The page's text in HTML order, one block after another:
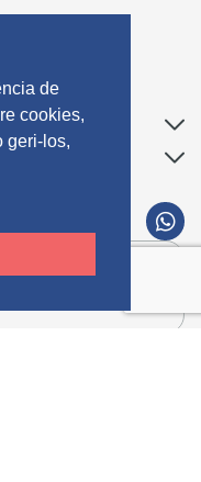
de
cookies,
geri-los,